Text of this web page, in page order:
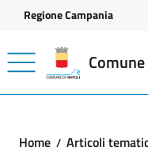
Vai ai contenuti
Vai al footer
Regione Campania
Home Articoli